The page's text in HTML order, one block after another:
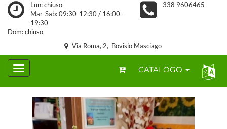
Lun: chiuso
Mar-Sab: 09:30-12:30 / 16:00-
19:30
Dom: chiuso
338 9606465
Via Roma, 2, Bovisio Masciago
CATALOGO